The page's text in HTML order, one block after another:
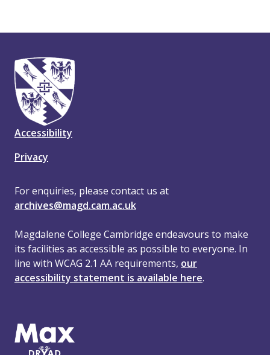
Accessibility
Privacy
For enquiries, please contact us at
archives@magd.cam.ac.uk
Magdalene College Cambridge endeavours to make
its facilities as accessible as possible to everyone. In
line with WCAG 2.1 AA requirements, our
accessibility statement is available here.